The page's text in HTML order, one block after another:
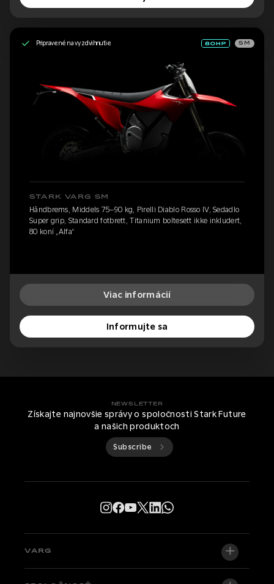
Pripravené na vyzdvihnutie SM
STARK VARG SM
Håndbrems, Middels 75–90 kg, Pirelli Diablo Rosso IV, Sedadlo
Super grip, Standard fotbrett, Titanium boltesett ikke inkludert,
80 koní „Alfa“
Viac informácií
Informujte sa
NEWSLETTER
Získajte najnovšie správy o spoločnosti Stark Future
a našich produktoch
Subscribe
VARG